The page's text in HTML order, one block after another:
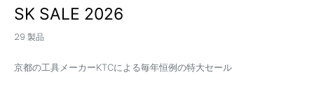
SK SALE 2026
29 製品
京都の工具メーカーKTCによる毎年恒例の特大セール